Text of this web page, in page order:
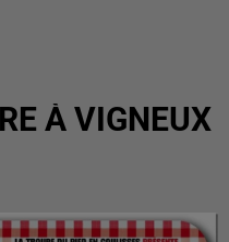
À VIGNEUX